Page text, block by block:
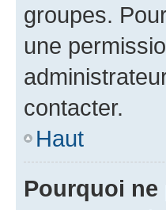
groupes.
une
contacter.
Haut
Pourquoi